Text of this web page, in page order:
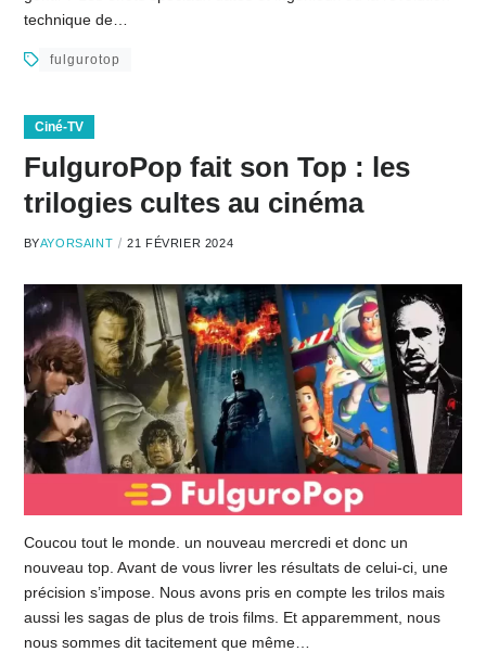
technique de…
fulgurotop
Ciné-TV
FulguroPop fait son Top : les
trilogies cultes au cinéma
BYAYORSAINT 21 FÉVRIER 2024
Coucou tout le monde. un nouveau mercredi et donc un
nouveau top. Avant de vous livrer les résultats de celui-ci, une
précision s’impose. Nous avons pris en compte les trilos mais
aussi les sagas de plus de trois films. Et apparemment, nous
nous sommes dit tacitement que même…